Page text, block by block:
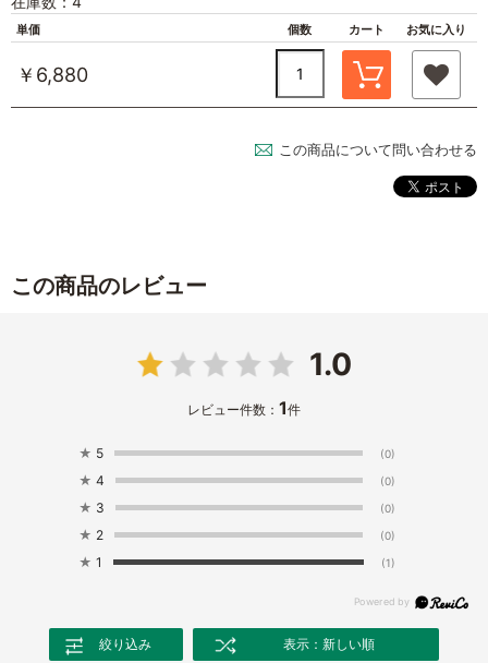
単価 個数 カート お気に入り
￥6,880
この商品について問い合わせる
この商品のレビュー
1.0
レビュー件数： 1件
★ 5 (0)
★ 4 (0)
★ 3 (0)
★ 2 (0)
★ 1 (1)
絞り込み 表示：新しい順